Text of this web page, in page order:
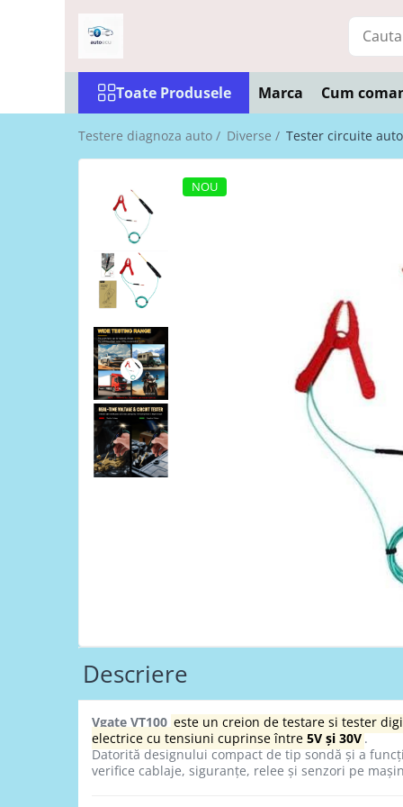
Interfete diagnoza
Testere BMW
Testere Dacia si Renault
Testere Ford si Mazda
Testere Fiat/Alfa Romeo
Testere Jeep/Chrysler
Testere Nissan
Testere Toyota
Testere Volvo
Testere multimarca
Testere Moto ATV
SGW gateway
Toate Produsele Marca Cum
Testere diagnoza auto / Diverse / Tester circuite
NOU
Descriere
Vgate VT100 este un creion de testare și tester
electrice cu tensiuni cuprinse între 5V și 30V.
Datorită designului compact de tip sondă și a
verifice cablaje, siguranțe, relee și senzori pe